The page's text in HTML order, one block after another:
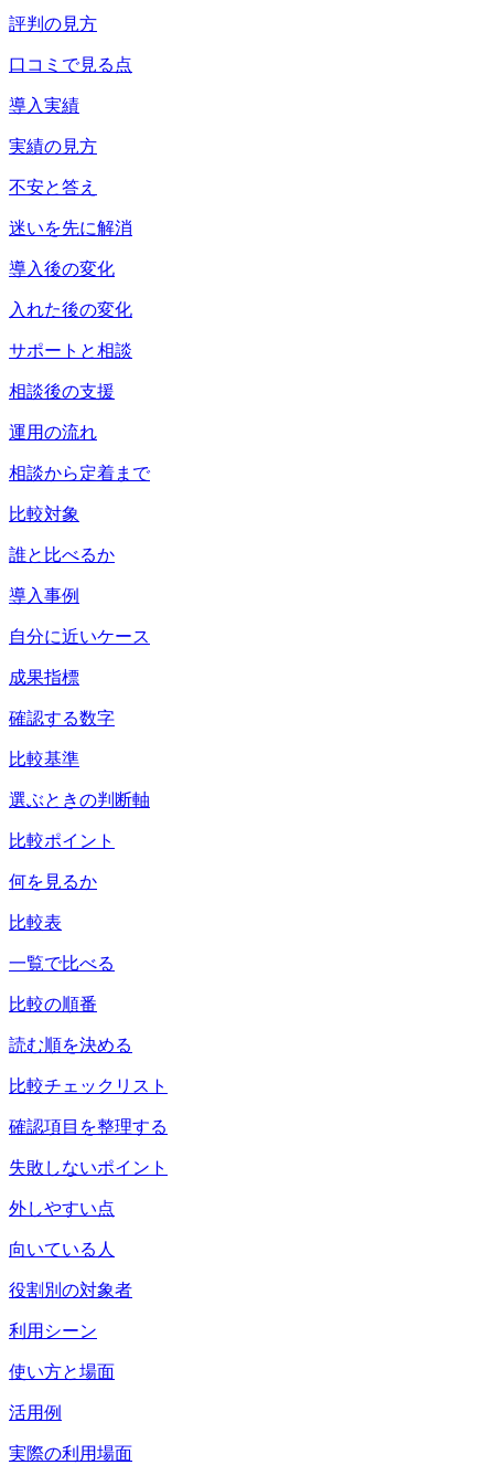
評判の見方
口コミで見る点
導入実績
実績の見方
不安と答え
迷いを先に解消
導入後の変化
入れた後の変化
サポートと相談
相談後の支援
運用の流れ
相談から定着まで
比較対象
誰と比べるか
導入事例
自分に近いケース
成果指標
確認する数字
比較基準
選ぶときの判断軸
比較ポイント
何を見るか
比較表
一覧で比べる
比較の順番
読む順を決める
比較チェックリスト
確認項目を整理する
失敗しないポイント
外しやすい点
向いている人
役割別の対象者
利用シーン
使い方と場面
活用例
実際の利用場面